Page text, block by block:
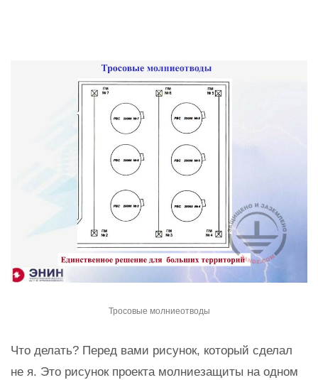
Тросовые молниеотводы
Что делать? Перед вами рисунок, который сделал
не я. Это рисунок проекта молниезащиты на одном